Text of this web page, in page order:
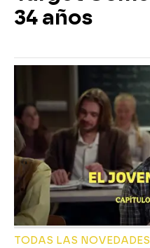
34 años
TODAS LAS NOVEDADES